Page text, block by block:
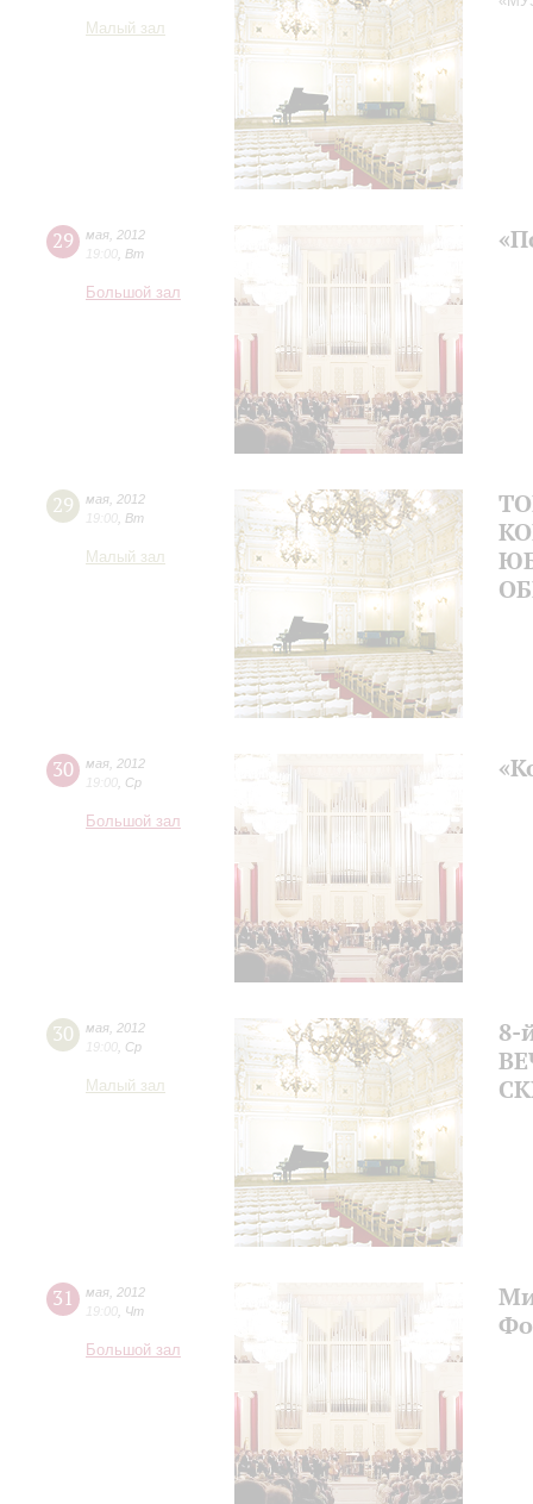
Малый зал
29 мая 2012
19:00 Вт
Большой зал
29 мая 2012
19:00 Вт
Малый зал
30 мая 2012
19:00 Ср
Большой зал
30 мая 2012
19:00 Ср
Малый зал
8-
31 мая 2012
19:00 Чт
Большой зал